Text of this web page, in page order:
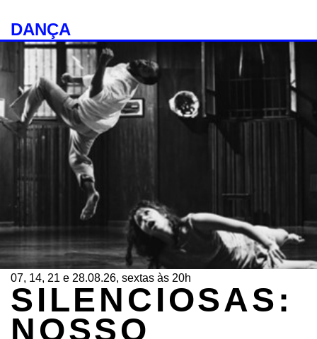
DANÇA
07, 14, 21 e 28.08.26, sextas às 20h
SILENCIOSAS:
NOSSO